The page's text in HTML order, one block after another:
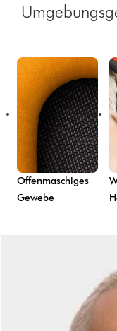
Offenmaschiges
Gewebe